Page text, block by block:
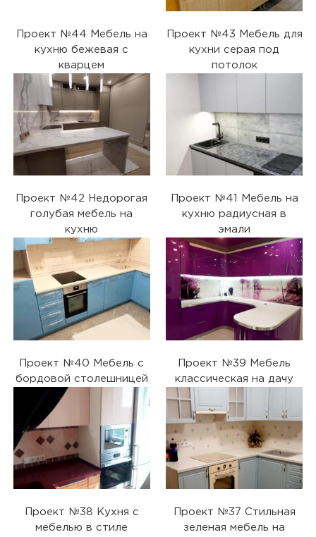
Проект №44 Мебель на
кухню бежевая с
кварцем
Проект №43 Мебель для
кухни серая под
потолок
Проект №42 Недорогая
голубая мебель на
кухню
Проект №41 Мебель на
кухню радиусная в
эмали
Проект №40 Мебель с
бордовой столешницей
Проект №39 Мебель
классическая на дачу
Проект №38 Кухня с
мебелью в стиле
Проект №37 Стильная
зеленая мебель на